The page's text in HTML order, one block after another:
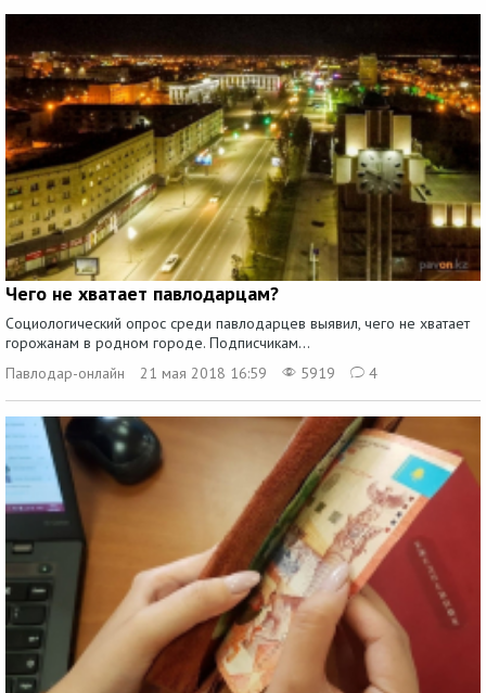
Чего не хватает павлодарцам?
Социологический опрос среди павлодарцев выявил, чего не хватает
горожанам в родном городе. Подписчикам...
Павлодар-онлайн
21 мая 2018 16:59 5919 4